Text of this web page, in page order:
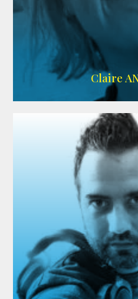
AGENCE
Claire